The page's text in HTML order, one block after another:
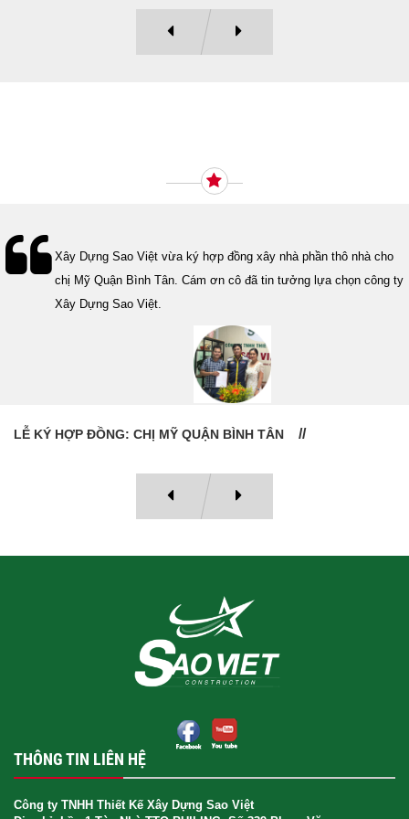
Lễ bàn giao nhà cho gia đình Cô Vân quận 11. Cám ơn anh Tính
đã tin tưởng, lựa chọn công ty Xây Dựng Sao Việt.
LỄ BÀN GIAO NHÀ: CÔ VÂN QUẬN 11
THÔNG TIN LIÊN HỆ
Công ty TNHH Thiết Kế Xây Dựng Sao Việt